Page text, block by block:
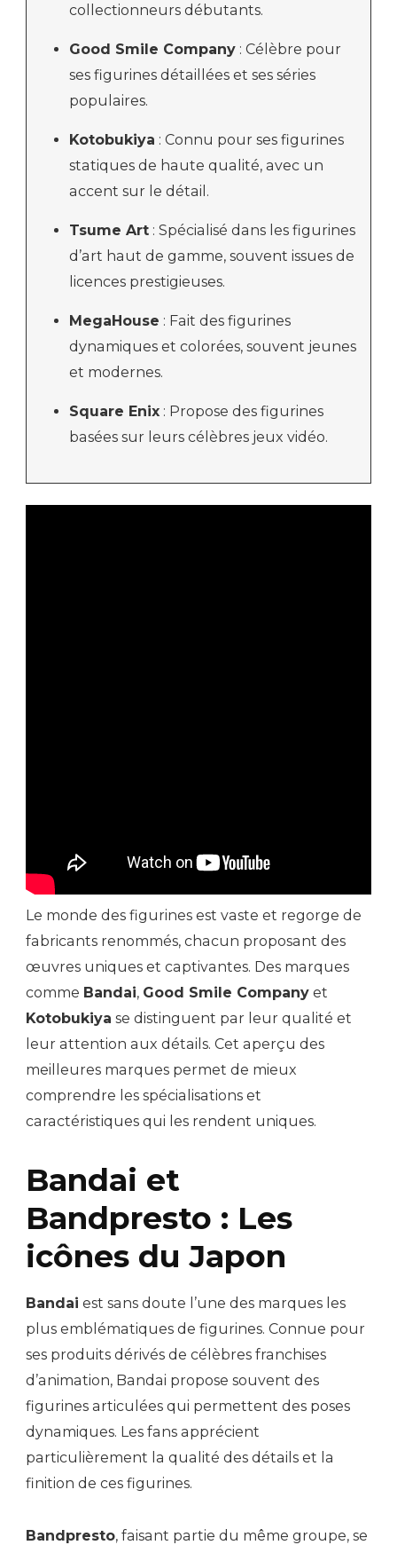
collectionneurs débutants.
Good Smile Company: Célèbre pour
ses figurines détaillées et ses séries
populaires.
Kotobukiya : Connu pour ses figurines
statiques de haute qualité, avec un
accent sur le détail.
Tsume Art: Spécialisé dans les figurines
d’art haut de gamme, souvent issues de
licences prestigieuses.
MegaHouse : Fait des figurines
dynamiques et colorées, souvent jeunes
et modernes.
Square Enix: Propose des figurines
basées sur leurs célèbres jeux vidéo.
Le monde des figurines est vaste et regorge de
fabricants renommés, chacun proposant des
œuvres uniques et captivantes. Des marques
comme Bandai, Good Smile Company et
Kotobukiya se distinguent par leur qualité et
leur attention aux détails. Cet aperçu des
meilleures marques permet de mieux
comprendre les spécialisations et
caractéristiques qui les rendent uniques.
Bandai et
Bandpresto : Les
icônes du Japon
Bandai est sans doute l’une des marques les
plus emblématiques de figurines. Connue pour
ses produits dérivés de célèbres franchises
d’animation, Bandai propose souvent des
figurines articulées qui permettent des poses
dynamiques. Les fans apprécient
particulièrement la qualité des détails et la
finition de ces figurines.
Bandpresto, faisant partie du même groupe, se